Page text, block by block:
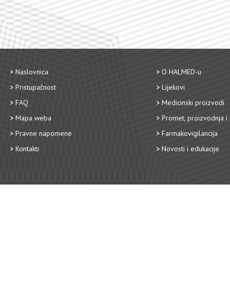
Naslovnica
Pristupačnost
FAQ
Mapa weba
Pravne napomene
Kontakti
O HALMED-u
Lijekovi
Medicinski proizvodi
Promet, proizvodnja i
Farmakovigilancija
Novosti i edukacije